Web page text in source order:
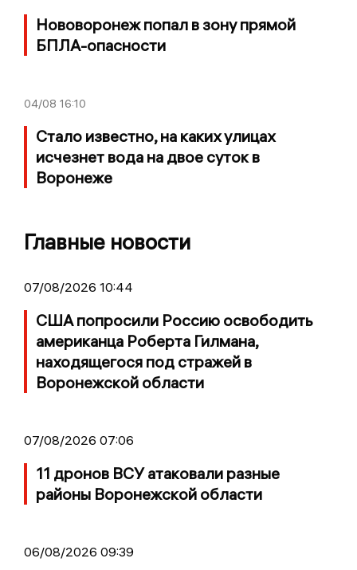
Нововоронеж попал в зону прямой
БПЛА-опасности
04/08 16:10
Стало известно, на каких улицах
исчезнет вода на двое суток в
Воронеже
Главные новости
07/08/2026 10:44
США попросили Россию освободить
американца Роберта Гилмана,
находящегося под стражей в
Воронежской области
07/08/2026 07:06
11 дронов ВСУ атаковали разные
районы Воронежской области
06/08/2026 09:39